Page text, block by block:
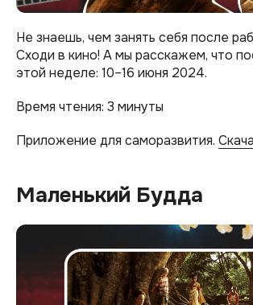
Не знаешь, чем занять себя после
Сходи в кино! А мы расскажем, что
этой неделе: 10–16 июня 2024.
Время чтения: 3 минуты
Приложение для саморазвития.
Маленький Будда